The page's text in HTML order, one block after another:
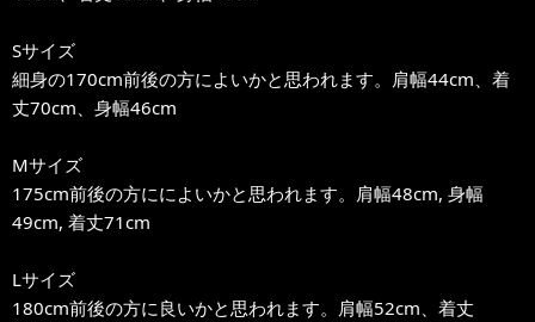
Sサイズ
細身の170cm前後の方によいかと思われます。肩幅44cm、着
丈70cm、身幅46cm
Mサイズ
175cm前後の方にによいかと思われます。肩幅48cm, 身幅
49cm, 着丈71cm
Lサイズ
180cm前後の方に良いかと思われます。肩幅52cm、着丈